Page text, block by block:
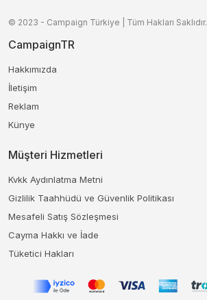
© 2023 - Campaign Türkiye | Tüm Hakları Saklıdır.
CampaignTR
Hakkımızda
İletişim
Reklam
Künye
Müşteri Hizmetleri
Kvkk Aydınlatma Metni
Gizlilik Taahhüdü ve Güvenlik Politikası
Mesafeli Satış Sözleşmesi
Cayma Hakkı ve İade
Tüketici Hakları